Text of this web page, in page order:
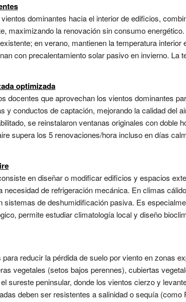
dominantes hacia el interior de edificios,
maximizando la renovación sin consumo
en verano, mantienen la temperatura
con precalentamiento solar pasivo en invierno. La
optimizada
docentes que aprovechan los vientos dominantes
y conductos de captación, mejorando la calidad del
se reinstalaron ventanas originales con doble
supera los 5 renovaciones/hora incluso en días
en diseñar o modificar edificios y espacios
necesidad de refrigeración mecánica. En climas
de deshumidificación pasiva. Es
permite estudiar climatología local y diseño
reducir la pérdida de suelo por viento en zonas
vegetales (setos bajos perennes), cubiertas
sureste peninsular, donde los vientos cierzo y
deben ser resistentes a salinidad o sequía